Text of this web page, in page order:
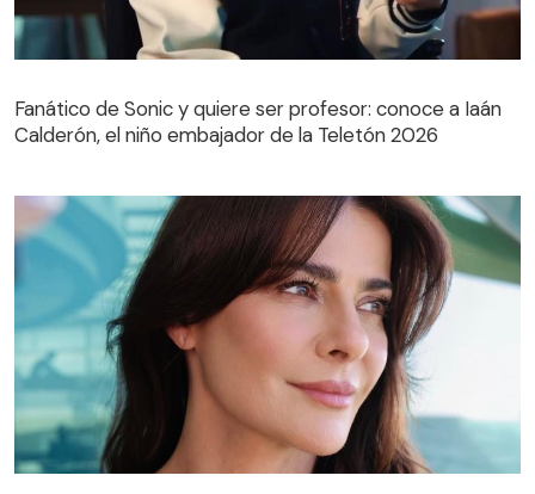
Calderón, el niño embajador de la Teletón 2026
Fanático de Sonic y quiere ser profesor: conoce a Iaán
Calderón, el niño embajador de la Teletón 2026